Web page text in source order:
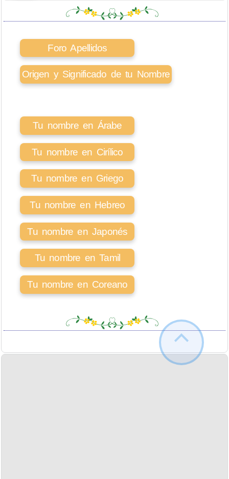
Foro Apellidos
Origen y Significado de tu Nombre
Tu nombre en Árabe
Tu nombre en Cirílico
Tu nombre en Griego
Tu nombre en Hebreo
Tu nombre en Japonés
Tu nombre en Tamil
Tu nombre en Coreano